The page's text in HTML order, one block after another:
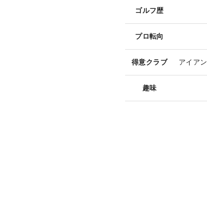
ゴルフ歴
プロ転向
得意クラブ アイアン
趣味